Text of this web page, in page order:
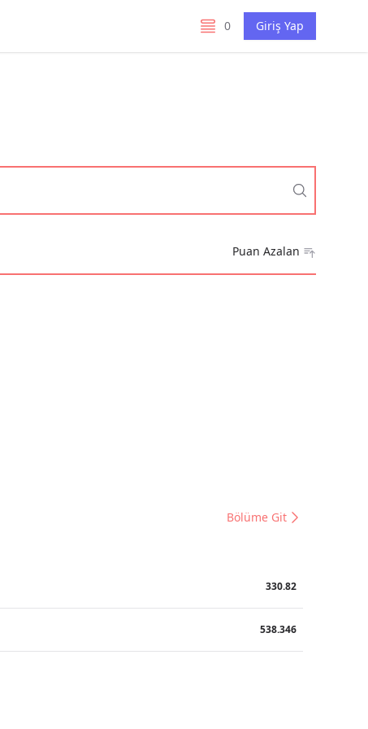
0
listelerim Giriş Yap
Puan Azalan
Bölüme Git
330.82
538.346